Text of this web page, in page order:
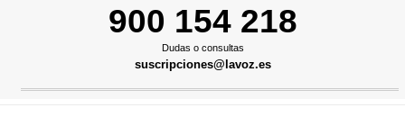
900 154 218
Dudas o consultas
suscripciones@lavoz.es